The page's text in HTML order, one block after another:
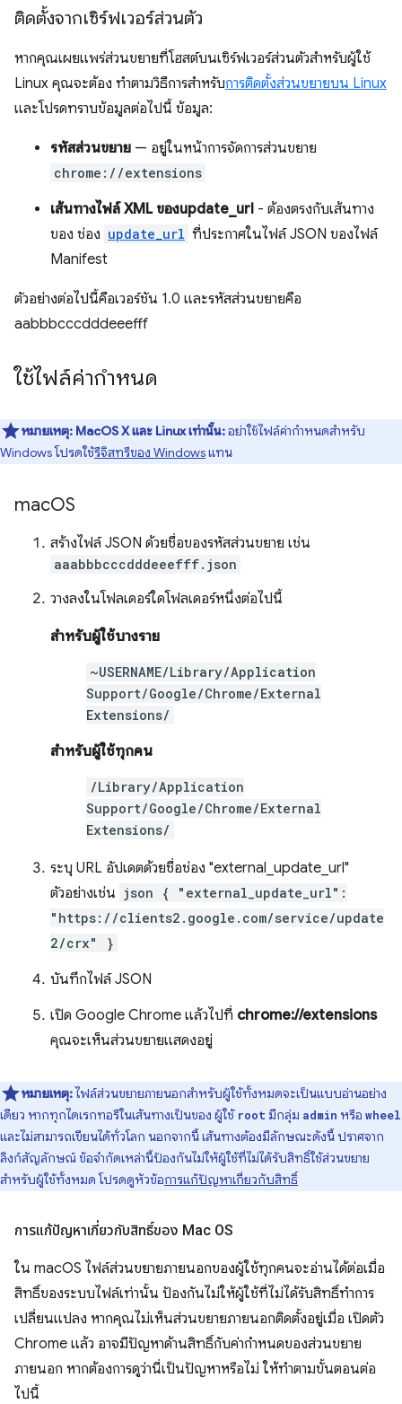
ติดตั้งจากเซิร์ฟเวอร์ส่วนตัว
หากคุณเผยแพร่ส่วนขยายที่โฮสต์บนเซิร์ฟเวอร์ส่วนตัวสำหรับผู้ใช้
Linux คุณจะต้อง ทำตามวิธีการสำหรับการติดตั้งส่วนขยายบน Linux
และโปรดทราบข้อมูลต่อไปนี้ ข้อมูล:
รหัสส่วนขยาย — อยู่ในหน้าการจัดการส่วนขยาย
chrome://extensions
เส้นทางไฟล์ XML ของupdate_url - ต้องตรงกับเส้นทาง
ของ ช่อง update_url ที่ประกาศในไฟล์ JSON ของไฟล์
Manifest
ตัวอย่างต่อไปนี้คือเวอร์ชัน 1.0 และรหัสส่วนขยายคือ
aabbbcccdddeeefff
ใช้ไฟล์ค่ากำหนด
หมายเหตุ: MacOS X และ Linux เท่านั้น:อย่าใช้ไฟล์ค่ากำหนดสำหรับ
Windows โปรดใช้รีจิสทรีของ Windowsแทน
macOS
สร้างไฟล์ JSON ด้วยชื่อของรหัสส่วนขยาย เช่น
aaabbbcccdddeeefff.json
วางลงในโฟลเดอร์ใดโฟลเดอร์หนึ่งต่อไปนี้
สำหรับผู้ใช้บางราย
~USERNAME/Library/Application
Support/Google/Chrome/External
Extensions/
สำหรับผู้ใช้ทุกคน
/Library/Application
Support/Google/Chrome/External
Extensions/
ระบุ URL อัปเดตด้วยชื่อช่อง "external_update_url"
ตัวอย่างเช่น json { "external_update_url":
"https://clients2.google.com/service/update
2/crx" }
บันทึกไฟล์ JSON
เปิด Google Chrome แล้วไปที่ chrome://extensions
คุณจะเห็นส่วนขยายแสดงอยู่
หมายเหตุ:ไฟล์ส่วนขยายภายนอกสำหรับผู้ใช้ทั้งหมดจะเป็นแบบอ่านอย่าง
เดียว หากทุกไดเรกทอรีในเส้นทางเป็นของ ผู้ใช้ root มีกลุ่ม admin หรือ wheel
และไม่สามารถเขียนได้ทั่วโลก นอกจากนี้ เส้นทางต้องมีลักษณะดังนี้ ปราศจาก
ลิงก์สัญลักษณ์ ข้อจำกัดเหล่านี้ป้องกันไม่ให้ผู้ใช้ที่ไม่ได้รับสิทธิ์ใช้ส่วนขยาย
สำหรับผู้ใช้ทั้งหมด โปรดดูหัวข้อการแก้ปัญหาเกี่ยวกับสิทธิ์
การแก้ปัญหาเกี่ยวกับสิทธิ์ของ Mac OS
ใน macOS ไฟล์ส่วนขยายภายนอกของผู้ใช้ทุกคนจะอ่านได้ต่อเมื่อ
สิทธิ์ของระบบไฟล์เท่านั้น ป้องกันไม่ให้ผู้ใช้ที่ไม่ได้รับสิทธิ์ทำการ
เปลี่ยนแปลง หากคุณไม่เห็นส่วนขยายภายนอกติดตั้งอยู่เมื่อ เปิดตัว
Chrome แล้ว อาจมีปัญหาด้านสิทธิ์กับค่ากำหนดของส่วนขยาย
ภายนอก หากต้องการดูว่านี่เป็นปัญหาหรือไม่ ให้ทำตามขั้นตอนต่อ
ไปนี้